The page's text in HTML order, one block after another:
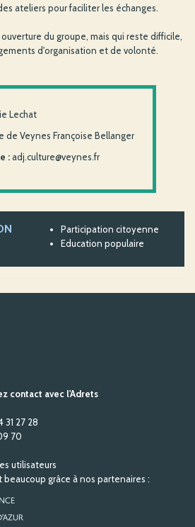
ateliers pour faciliter les échanges.
du groupe, mais qui reste difficile,
d'organisation et de volonté.
Lechat
de Veynes Françoise Bellanger
:adj.culture@veynes.fr
Participation citoyenne
Education populaire
contact avec l'Adrets
31 27 28
70
utilisateurs
beaucoup grâce à nos partenaires :